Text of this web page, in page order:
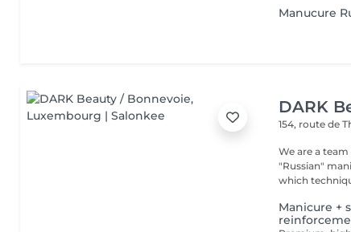
Manucure
DARK
154, route de
We are a
"Russian"
which
Manicure +